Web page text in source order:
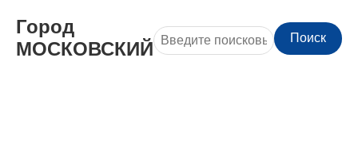
Город
МОСКОВСКИЙ
Поиск